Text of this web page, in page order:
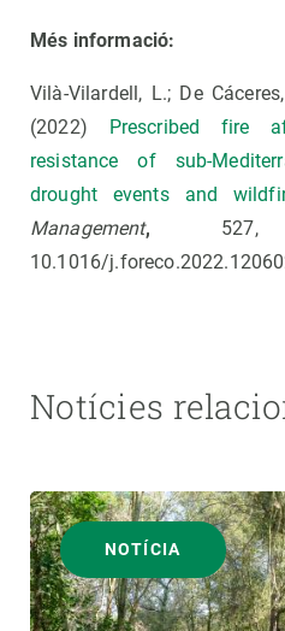
Més informació:
Vilà-Vilardell, L.; De
(2022)
Prescribed fire
resistance of sub-
drought events and
Management, 527,
10.1016/
Notícies
NOTÍCIA